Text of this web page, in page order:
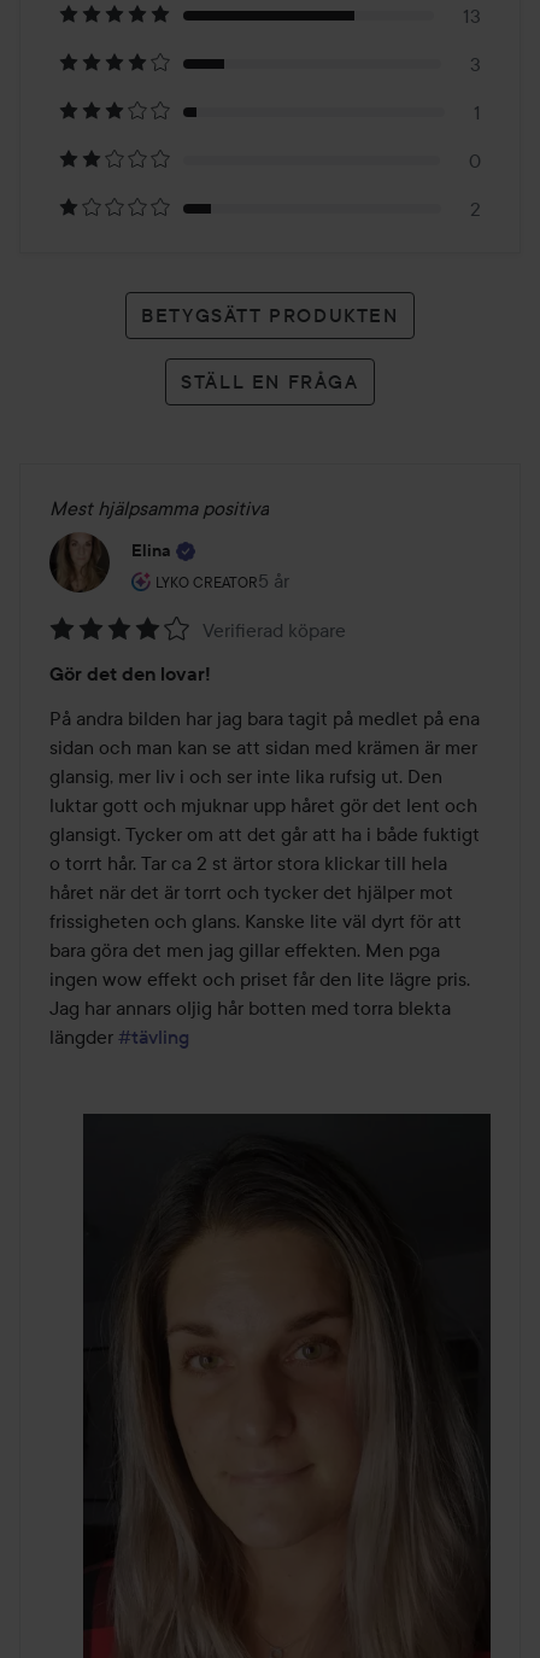
på
19
betyg
13
3
1
0
2
BETYGSÄTT PRODUKTEN
STÄLL EN FRÅGA
Mest hjälpsamma positiva
Elina
LYKO CREATOR
Användarens roll: Lyko Creator.
5 år
Inlägget skapades 5 år
4
av
5
Verifierad köpare
Gör det den lovar!
På andra bilden har jag bara tagit på medlet på ena
sidan och man kan se att sidan med krämen är mer
glansig, mer liv i och ser inte lika rufsig ut. Den
luktar gott och mjuknar upp håret gör det lent och
glansigt. Tycker om att det går att ha i både fuktigt
o torrt hår. Tar ca 2 st ärtor stora klickar till hela
håret när det är torrt och tycker det hjälper mot
frissigheten och glans. Kanske lite väl dyrt för att
bara göra det men jag gillar effekten. Men pga
ingen wow effekt och priset får den lite lägre pris.
Jag har annars oljig hår botten med torra blekta
längder #tävling